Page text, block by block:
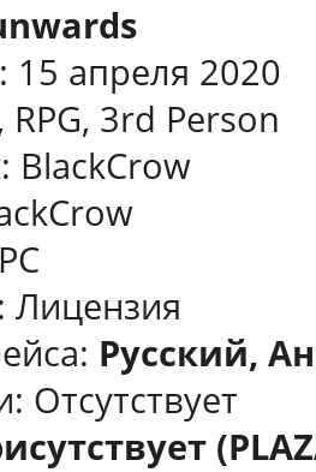
15 апреля 2020
3rd Person
BlackCrow
Лицензия
Русский,
Отсутствует